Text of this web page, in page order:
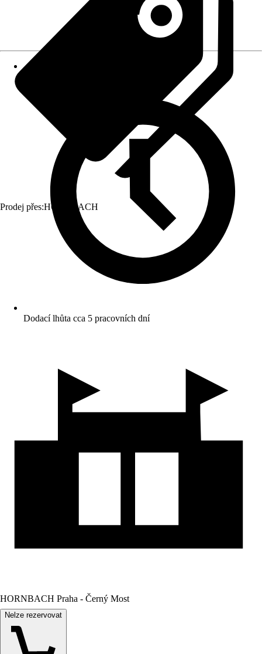
Prodej přes:HORNBACH
Dodací lhůta cca 5 pracovních dní
HORNBACH Praha - Černý Most
Nelze rezervovat